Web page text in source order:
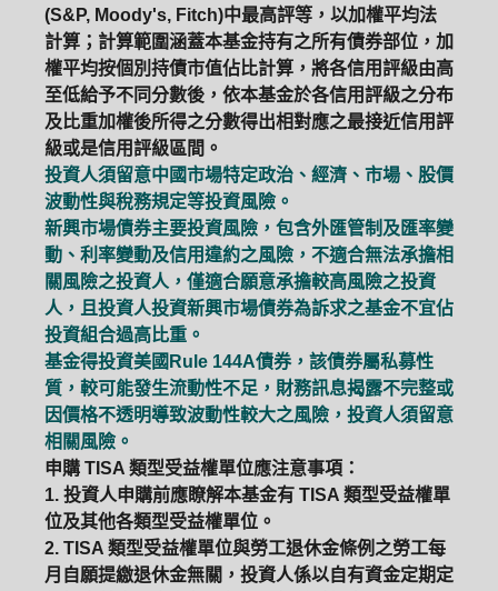
(S&P, Moody's, Fitch)中最高評等，以加權平均法
計算；計算範圍涵蓋本基金持有之所有債券部位，加
權平均按個別持債市值佔比計算，將各信用評級由高
至低給予不同分數後，依本基金於各信用評級之分布
及比重加權後所得之分數得出相對應之最接近信用評
級或是信用評級區間。
投資人須留意中國市場特定政治、經濟、市場、股價
波動性與稅務規定等投資風險。
新興市場債券主要投資風險，包含外匯管制及匯率變
動、利率變動及信用違約之風險，不適合無法承擔相
關風險之投資人，僅適合願意承擔較高風險之投資
人，且投資人投資新興市場債券為訴求之基金不宜佔
投資組合過高比重。
基金得投資美國Rule 144A債券，該債券屬私募性
質，較可能發生流動性不足，財務訊息揭露不完整或
因價格不透明導致波動性較大之風險，投資人須留意
相關風險。
申購 TISA 類型受益權單位應注意事項：
1. 投資人申購前應瞭解本基金有 TISA 類型受益權單
位及其他各類型受益權單位。
2. TISA 類型受益權單位與勞工退休金條例之勞工每
月自願提繳退休金無關，投資人係以自有資金定期定